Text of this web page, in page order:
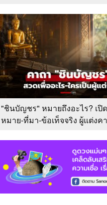
"ชินบัญชร" หมายถึงอะไร? เปิ
หมาย-ที่มา-ข้อเท็จจริง ผู้แต่ง